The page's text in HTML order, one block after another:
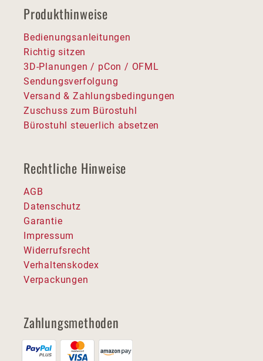
Produkthinweise
Bedienungsanleitungen
Richtig sitzen
3D-Planungen / pCon / OFML
Sendungsverfolgung
Versand & Zahlungsbedingungen
Zuschuss zum Bürostuhl
Bürostuhl steuerlich absetzen
Rechtliche Hinweise
AGB
Datenschutz
Garantie
Impressum
Widerrufsrecht
Verhaltenskodex
Verpackungen
Zahlungsmethoden